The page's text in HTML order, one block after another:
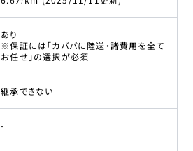
あり
※保証には「カババに陸送・諸費用を全て
お任せ」の選択が必須
継承できない
-